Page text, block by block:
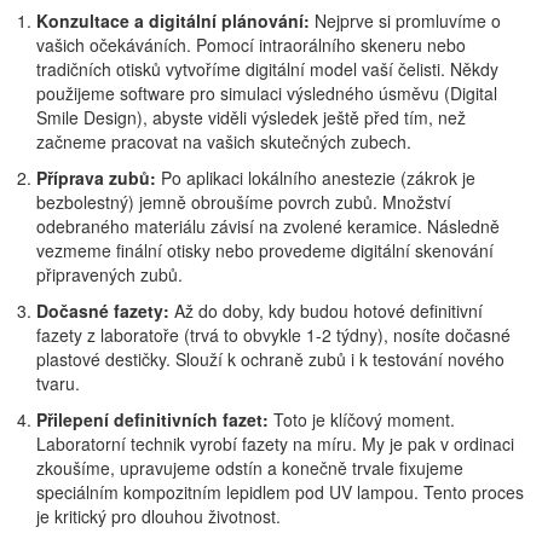
Konzultace a digitální plánování: Nejprve si promluvíme o
vašich očekáváních. Pomocí intraorálního skeneru nebo
tradičních otisků vytvoříme digitální model vaší čelisti. Někdy
použijeme software pro simulaci výsledného úsměvu (Digital
Smile Design), abyste viděli výsledek ještě před tím, než
začneme pracovat na vašich skutečných zubech.
Příprava zubů: Po aplikaci lokálního anestezie (zákrok je
bezbolestný) jemně obroušíme povrch zubů. Množství
odebraného materiálu závisí na zvolené keramice. Následně
vezmeme finální otisky nebo provedeme digitální skenování
připravených zubů.
Dočasné fazety: Až do doby, kdy budou hotové definitivní
fazety z laboratoře (trvá to obvykle 1-2 týdny), nosíte dočasné
plastové destičky. Slouží k ochraně zubů i k testování nového
tvaru.
Přilepení definitivních fazet: Toto je klíčový moment.
Laboratorní technik vyrobí fazety na míru. My je pak v ordinaci
zkoušíme, upravujeme odstín a konečně trvale fixujeme
speciálním kompozitním lepidlem pod UV lampou. Tento proces
je kritický pro dlouhou životnost.